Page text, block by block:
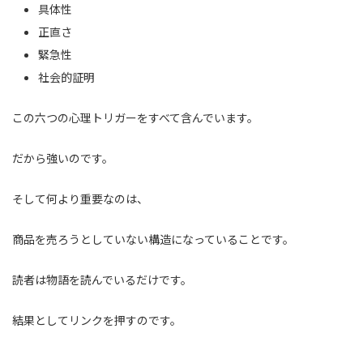
具体性
正直さ
緊急性
社会的証明
この六つの心理トリガーをすべて含んでいます。
だから強いのです。
そして何より重要なのは、
商品を売ろうとしていない構造になっていることです。
読者は物語を読んでいるだけです。
結果としてリンクを押すのです。